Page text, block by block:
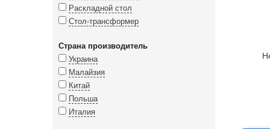
Раскладной стол
Стол-трансформер
Страна производитель
Украина
Малайзия
Китай
Польша
Италия